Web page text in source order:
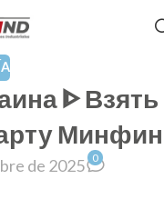
ᐈ Взять
Минфин
de 2025 0